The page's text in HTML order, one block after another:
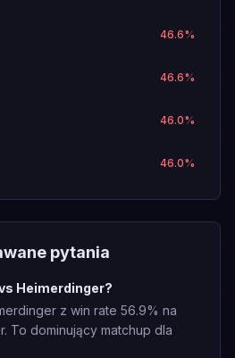
46.6%
46.6%
46.0%
46.0%
pytania
Heimerdinger?
z win rate 56.9% na
To dominujący matchup dla